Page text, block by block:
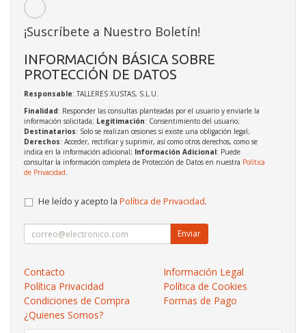
¡Suscríbete a Nuestro Boletín!
INFORMACIÓN BÁSICA SOBRE
PROTECCIÓN DE DATOS
Responsable: TALLERES XUSTAS, S.L.U.
Finalidad: Responder las consultas planteadas por el usuario y enviarle la
información solicitada; Legitimación: Consentimiento del usuario;
Destinatarios: Solo se realizan cesiones si existe una obligación legal;
Derechos: Acceder, rectificar y suprimir, así como otros derechos, como se
indica en la información adicional; Información Adicional: Puede
consultar la información completa de Protección de Datos en nuestra Política
de Privacidad.
He leído y acepto la Política de Privacidad.
Enviar
Contacto
Información Legal
Política Privacidad
Política de Cookies
Condiciones de Compra
Formas de Pago
¿Quienes Somos?